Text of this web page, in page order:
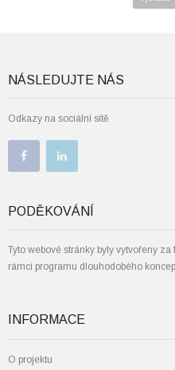
NÁSLEDUJTE NÁS
Odkazy na sociální sítě
PODĚKOVÁNÍ
Tyto webové stránky byly vytvořeny
rámci programu dlouhodobého
INFORMACE
O projektu